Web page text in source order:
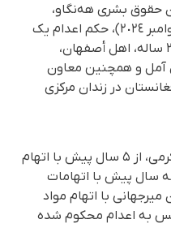
حقوق بشری هه‌نگاو،
سحرگاه روز شنبە ١٢آبان ١٤٠٣(٢ نوامبر ٢٠٢٤)، حکم اعدام یک
زندانی به نام محمدجواد کرمی، ۳۶ سالە، اهل أصفهان،
٢٧ سالە، اهل آمل و همچنین معاون
أفغانستان در زندان مرکزی
به گفته منابع مطلع؛ محمدجواد کرمی، از ۵ سال پیش با اتهام
سال پیش با اتهامات
با اتهام مواد
به اعدام محکوم شده